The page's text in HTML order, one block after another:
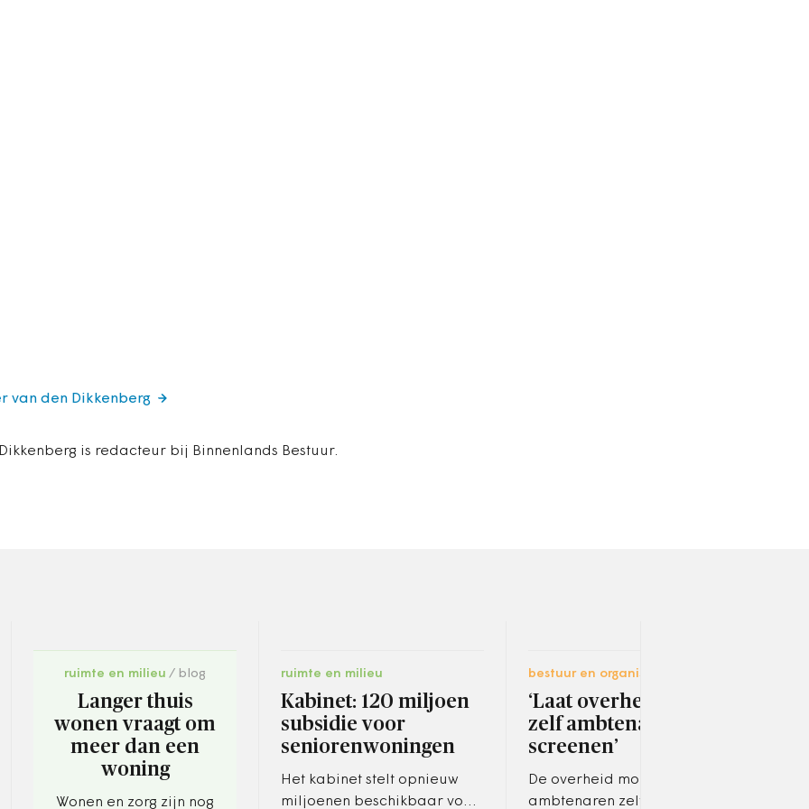
is redacteur bij Binnenlands Bestuur.
van den Dikkenberg
ruimte en milieu blog
Langer thuis
wonen vraagt om
meer dan een
woning
Wonen en zorg zijn nog
ruimte en milieu
Kabinet: 120 miljoen
subsidie voor
seniorenwoningen
Het kabinet stelt opnieuw
miljoenen beschikbaar voor
bestuur en organisatie
‘Laat overheid vaker
zelf ambtenaren
screenen’
De overheid moet vaker
ambtenaren zelf gaan